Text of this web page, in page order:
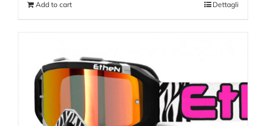
Add to cart Dettagli